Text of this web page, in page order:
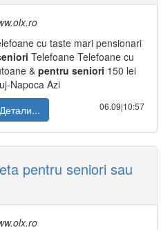
cu taste mari pensionari
Telefoane Telefoane cu
& pentru seniori 150 lei
Napoca Azi
Детали...
06.09|10:57
pentru seniori sau